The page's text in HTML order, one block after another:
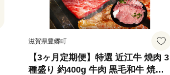
滋賀県豊郷町
【3ヶ月定期便】特選 近江牛 焼肉 3
種盛り 約400g 牛肉 黒毛和牛 焼き